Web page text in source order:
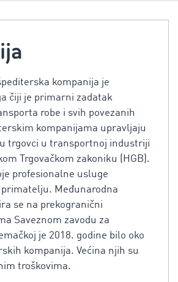
kompanija je
čiji je primarni zadatak
robe i svih povezanih
kompanijama upravljaju
trgovci u transportnoj industriji
Trgovačkom zakoniku (HGB).
profesionalne usluge
Međunarodna
se na prekogranični
Saveznom zavodu za
je 2018. godine bilo oko
kompanija. Većina njih su
troškovima.